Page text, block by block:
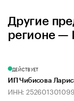
Другие
регионе —
ДЕЙСТВУЕТ
ИП Чибисова
ИНН: 252601301099